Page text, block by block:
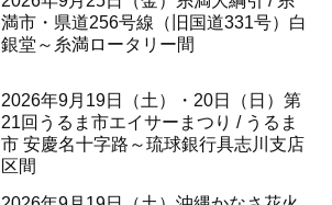
満市・県道256号線（旧国道331号）白
銀堂～糸満ロータリー間
2026年9月19日（土）・20日（日）第
21回うるま市エイサーまつり / うるま
市 安慶名十字路～琉球銀行具志川支店
区間